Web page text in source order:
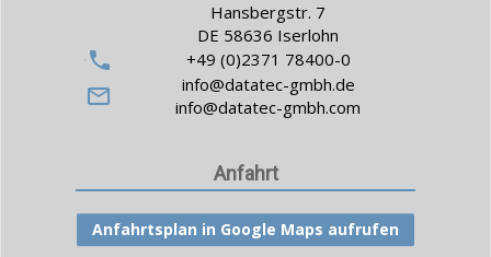
Hansbergstr. 7
DE 58636 Iserlohn
+49 (0)2371 78400-0
info@datatec-gmbh.de
info@datatec-gmbh.com
Anfahrt
Anfahrtsplan in Google Maps aufrufen